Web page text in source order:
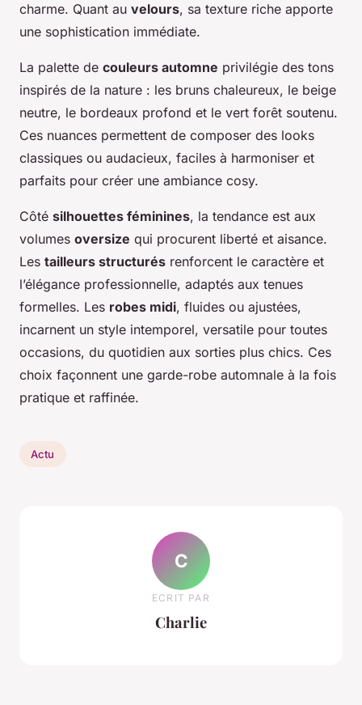
charme. Quant au velours, sa texture riche apporte
une sophistication immédiate.
La palette de couleurs automne privilégie des tons
inspirés de la nature : les bruns chaleureux, le beige
neutre, le bordeaux profond et le vert forêt soutenu.
Ces nuances permettent de composer des looks
classiques ou audacieux, faciles à harmoniser et
parfaits pour créer une ambiance cosy.
Côté silhouettes féminines, la tendance est aux
volumes oversize qui procurent liberté et aisance.
Les tailleurs structurés renforcent le caractère et
l’élégance professionnelle, adaptés aux tenues
formelles. Les robes midi, fluides ou ajustées,
incarnent un style intemporel, versatile pour toutes
occasions, du quotidien aux sorties plus chics. Ces
choix façonnent une garde-robe automnale à la fois
pratique et raffinée.
Actu
C
ECRIT PAR
Charlie